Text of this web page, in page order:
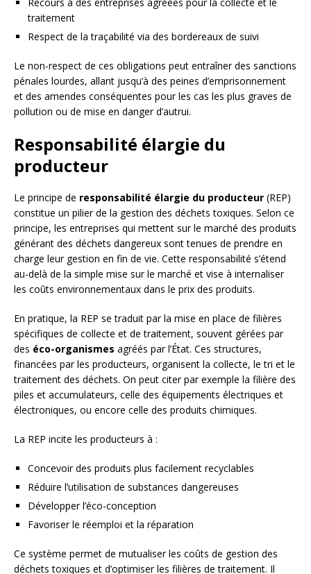
traitement
Respect de la traçabilité via des bordereaux de suivi
Le non-respect de ces obligations peut entraîner des sanctions
pénales lourdes, allant jusqu’à des peines d’emprisonnement
et des amendes conséquentes pour les cas les plus graves de
pollution ou de mise en danger d’autrui.
Responsabilité élargie du
producteur
Le principe de responsabilité élargie du producteur (REP)
constitue un pilier de la gestion des déchets toxiques. Selon ce
principe, les entreprises qui mettent sur le marché des produits
générant des déchets dangereux sont tenues de prendre en
charge leur gestion en fin de vie. Cette responsabilité s’étend
au-delà de la simple mise sur le marché et vise à internaliser
les coûts environnementaux dans le prix des produits.
En pratique, la REP se traduit par la mise en place de filières
spécifiques de collecte et de traitement, souvent gérées par
des éco-organismes agréés par l’État. Ces structures,
financées par les producteurs, organisent la collecte, le tri et le
traitement des déchets. On peut citer par exemple la filière des
piles et accumulateurs, celle des équipements électriques et
électroniques, ou encore celle des produits chimiques.
La REP incite les producteurs à :
Concevoir des produits plus facilement recyclables
Réduire l’utilisation de substances dangereuses
Développer l’éco-conception
Favoriser le réemploi et la réparation
Ce système permet de mutualiser les coûts de gestion des
déchets toxiques et d’optimiser les filières de traitement. Il